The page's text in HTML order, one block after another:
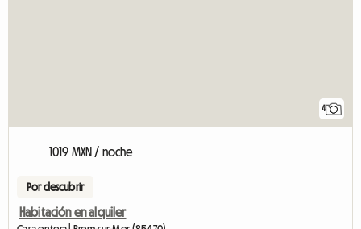
4
1019 MXN / noche
Por descubrir
Habitación en alquiler